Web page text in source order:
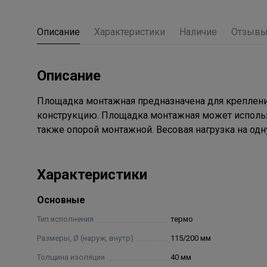
Описание Характеристики Наличие Отзывы
Описание
Площадка монтажная предназначена для
конструкцию. Площадка монтажная может
также опорой монтажной. Весовая нагрузка на
Характеристики
Основные
Тип исполнения термо
Размеры, Ø (наруж, внутр) 115/200 мм
Толщина изоляции 40 мм